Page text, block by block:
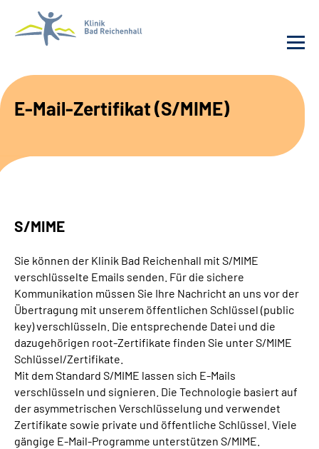
Suche
E-Mail-Zertifikat (S/MIME)
S/MIME
Sie können der Klinik Bad Reichenhall mit S/MIME
verschlüsselte Emails senden. Für die sichere
Kommunikation müssen Sie Ihre Nachricht an uns vor der
Übertragung mit unserem öffentlichen Schlüssel (public
key) verschlüsseln. Die entsprechende Datei und die
dazugehörigen root-Zertifikate finden Sie unter S/MIME
Schlüssel/Zertifikate.
Mit dem Standard S/MIME lassen sich E-Mails
verschlüsseln und signieren. Die Technologie basiert auf
der asymmetrischen Verschlüsselung und verwendet
Zertifikate sowie private und öffentliche Schlüssel. Viele
gängige E-Mail-Programme unterstützen S/MIME.